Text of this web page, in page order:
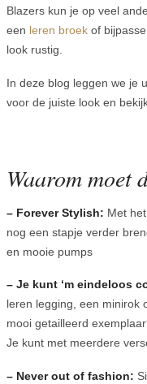
Blazers kun je op veel
een leren broek of
look rustig.
In deze blog leggen we je
voor de juiste look en
Waarom moet
– Forever Stylish: Met
nog een stapje verder
en mooie pumps
– Je kunt ‘m eindeloos
leren legging, een minirok
mooi getailleerd
Je kunt met meerdere
– Never out of fashion: